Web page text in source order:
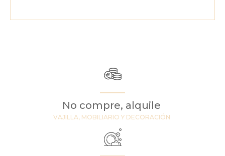
No compre, alquile
VAJILLA, MOBILIARIO Y DECORACIÓN